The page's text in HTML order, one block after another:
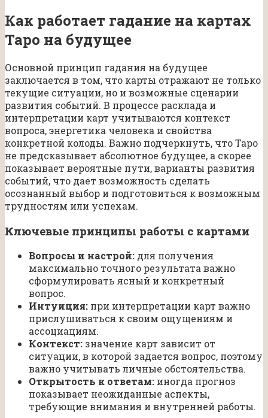
Как работает гадание на картах
Таро на будущее
Основной принцип гадания на будущее
заключается в том, что карты отражают не только
текущие ситуации, но и возможные сценарии
развития событий. В процессе расклада и
интерпретации карт учитываются контекст
вопроса, энергетика человека и свойства
конкретной колоды. Важно подчеркнуть, что Таро
не предсказывает абсолютное будущее, а скорее
показывает вероятные пути, варианты развития
событий, что дает возможность сделать
осознанный выбор и подготовиться к возможным
трудностям или успехам.
Ключевые принципы работы с картами
Вопросы и настрой: для получения
максимально точного результата важно
сформулировать ясный и конкретный
вопрос.
Интуиция: при интерпретации карт важно
прислушиваться к своим ощущениям и
ассоциациям.
Контекст: значение карт зависит от
ситуации, в которой задается вопрос, поэтому
важно учитывать личные обстоятельства.
Открытость к ответам: иногда прогноз
показывает неожиданные аспекты,
требующие внимания и внутренней работы.